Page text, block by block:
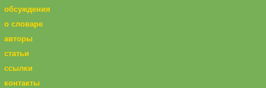
обсуждения
о словаре
авторы
статьи
ссылки
контакты